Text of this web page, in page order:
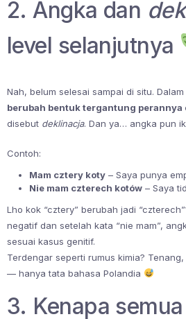
2. Angka dan
level selanjutnya
Nah, belum selesai sampai di situ.
berubah bentuk tergantung perannya
disebut deklinacja. Dan ya… angka pun
Contoh:
Mam cztery koty – Saya punya
Nie mam czterech kotów – Saya
Lho kok “cztery” berubah jadi
negatif dan setelah kata “nie mam”,
sesuai kasus genitif.
Terdengar seperti rumus kimia?
— hanya tata bahasa Polandia
3. Kenapa